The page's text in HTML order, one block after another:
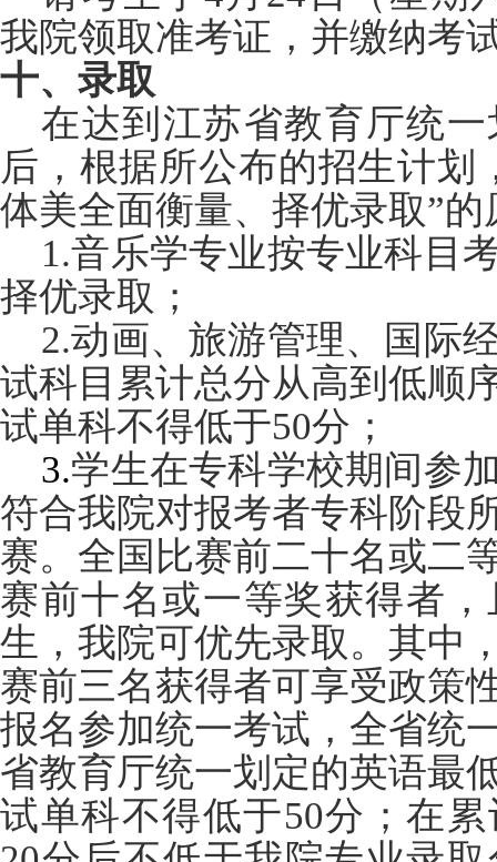
我院领取准考证，并缴纳考
十、录取
在达到江苏省教育厅统
后，根据所公布的招生计划
体美全面衡量、择优录取”
1.音乐学专业按专业科目
择优录取；
2.动画、旅游管理、国际
试科目累计总分从高到低顺
试单科不得低于50分；
3.学生在专科学校期间参
符合我院对报考者专科阶段
赛。全国比赛前二十名或二
赛前十名或一等奖获得者
生，我院可优先录取。其中
赛前三名获得者可享受政策
报名参加统一考试，全省统
省教育厅统一划定的英语最
试单科不得低于50分；在